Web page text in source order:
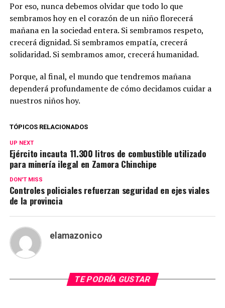
Por eso, nunca debemos olvidar que todo lo que
sembramos hoy en el corazón de un niño florecerá
mañana en la sociedad entera. Si sembramos respeto,
crecerá dignidad. Si sembramos empatía, crecerá
solidaridad. Si sembramos amor, crecerá humanidad.
Porque, al final, el mundo que tendremos mañana
dependerá profundamente de cómo decidamos cuidar a
nuestros niños hoy.
TÓPICOS RELACIONADOS
UP NEXT
Ejército incauta 11.300 litros de combustible utilizado
para minería ilegal en Zamora Chinchipe
DON'T MISS
Controles policiales refuerzan seguridad en ejes viales
de la provincia
elamazonico
TE PODRÍA GUSTAR